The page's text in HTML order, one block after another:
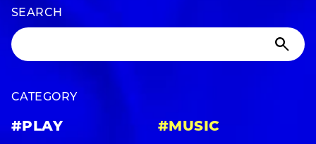
SEARCH
CATEGORY
#PLAY
#MUSIC